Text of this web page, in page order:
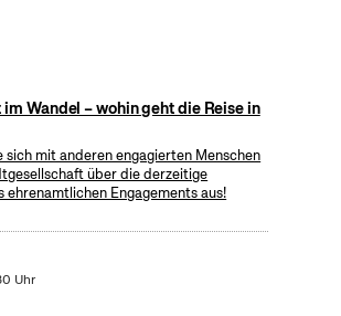
im Wandel – wohin geht die Reise in
sich mit anderen engagierten Menschen
über die derzeitige
ehrenamtlichen Engagements aus!
Uhr